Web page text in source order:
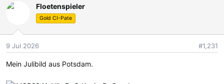
k
o
n
n
Floetenspieler
Gold CI-Pate
9 Jul 2026 #1,231
Mein Julibild aus Potsdam.